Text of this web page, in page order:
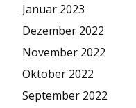
Januar 2023
Dezember 2022
November 2022
Oktober 2022
September 2022